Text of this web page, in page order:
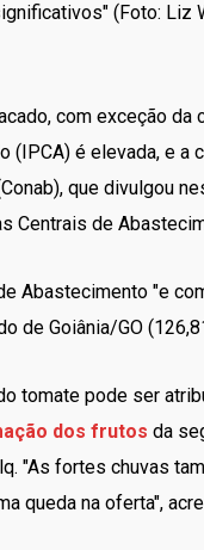
(Foto: Liz
com exceção
é elevada, e
que divulgou
Centrais de
Abastecimento "e
de Goiânia/GO
tomate pode ser
dos frutos da
"As fortes chuvas
queda na oferta",